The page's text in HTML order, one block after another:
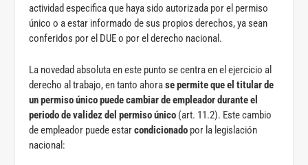
actividad especifica que haya sido autorizada por el permiso
único o a estar informado de sus propios derechos, ya sean
conferidos por el DUE o por el derecho nacional.
La novedad absoluta en este punto se centra en el ejercicio al
derecho al trabajo, en tanto ahorase permite que el titular de
un permiso único puede cambiar de empleador durante el
periodo de validez del permiso único (art. 11.2). Este cambio
de empleador puede estarcondicionado por la legislación
nacional: